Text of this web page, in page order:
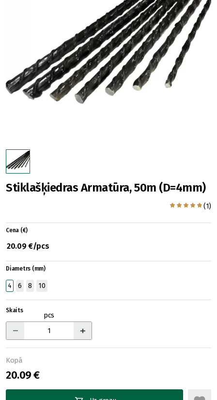
Stiklašķiedras Armatūra, 50m (D=4mm)
(1)
Cena (€)
20.09 €/pcs
Diametrs (mm)
4 6 8 10
Skaits
pcs
Kopā
20.09 €